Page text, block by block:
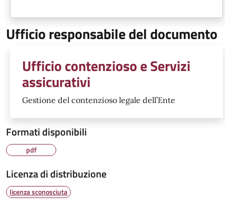
Ufficio responsabile del documento
Ufficio contenzioso e Servizi
assicurativi
Gestione del contenzioso legale dell’Ente
Formati disponibili
pdf
Licenza di distribuzione
licenza sconosciuta